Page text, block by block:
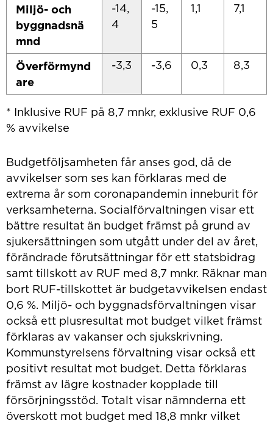
Miljö- och
byggnadsnä
mnd
-14,
4
-15,
5
1,1 7,1
Överförmynd
are
-3,3 -3,6 0,3 8,3
* Inklusive RUF på 8,7 mnkr, exklusive RUF 0,6
% avvikelse
Budgetföljsamheten får anses god, då de
avvikelser som ses kan förklaras med de
extrema år som coronapandemin inneburit för
verksamheterna. Socialförvaltningen visar ett
bättre resultat än budget främst på grund av
sjukersättningen som utgått under del av året,
förändrade förutsättningar för ett statsbidrag
samt tillskott av RUF med 8,7 mnkr. Räknar man
bort RUF-tillskottet är budgetavvikelsen endast
0,6 %. Miljö- och byggnadsförvaltningen visar
också ett plusresultat mot budget vilket främst
förklaras av vakanser och sjukskrivning.
Kommunstyrelsens förvaltning visar också ett
positivt resultat mot budget. Detta förklaras
främst av lägre kostnader kopplade till
försörjningsstöd. Totalt visar nämnderna ett
överskott mot budget med 18,8 mnkr vilket